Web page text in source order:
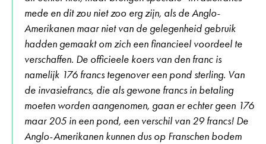
mede en dit zou niet zoo erg zijn, als de Anglo-
Amerikanen maar niet van de gelegenheid gebruik
hadden gemaakt om zich een financieel voordeel te
verschaffen. De officieele koers van den franc is
namelijk 176 francs tegenover een pond sterling. Van
de invasiefrancs, die als gewone francs in betaling
moeten worden aangenomen, gaan er echter geen 176
maar 205 in een pond, een verschil van 29 francs! De
Anglo-Amerikanen kunnen dus op Franschen bodem